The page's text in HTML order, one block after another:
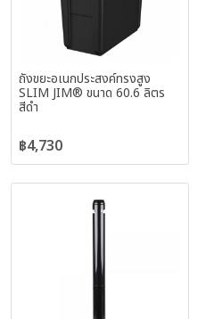
ถังขยะอเนกประสงค์ทรงสูง
SLIM JIM® ขนาด 60.6 ลิตร
สีดำ
฿4,730